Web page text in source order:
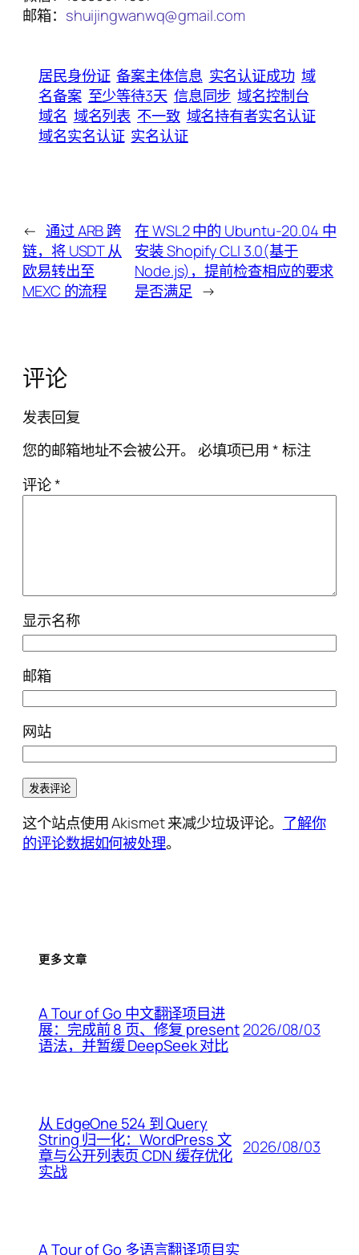
邮箱： shuijingwanwq@gmail.com
居民身份证 备案主体信息 实名认证成功 域
名备案 至少等待3天 信息同步 域名控制台
域名 域名列表 不一致 域名持有者实名认证
域名实名认证 实名认证
← 通过 ARB 跨
链，将 USDT 从
欧易转出至
MEXC 的流程
在 WSL2 中的 Ubuntu-20.04 中
安装 Shopify CLI 3.0(基于
Node.js)，提前检查相应的要求
是否满足 →
评论
发表回复
您的邮箱地址不会被公开。 必填项已用*标注
评论*
显示名称
邮箱
网站
这个站点使用 Akismet 来减少垃圾评论。 了解你
的评论数据如何被处理。
更多文章
A Tour of Go 中文翻译项目进
展：完成前 8 页、修复 present
语法，并暂缓 DeepSeek 对比
2026/08/03
从 EdgeOne 524 到 Query
String 归一化：WordPress 文
章与公开列表页 CDN 缓存优化
实战
2026/08/03
A Tour of Go 多语言翻译项目实